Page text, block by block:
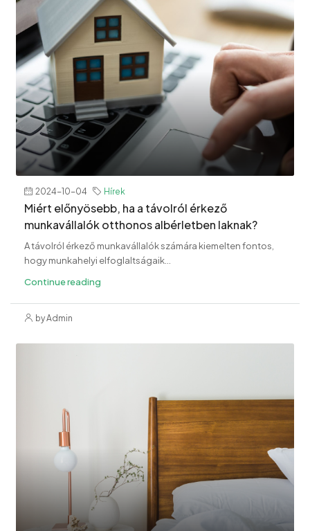
2024-10-04 Hírek
Miért előnyösebb, ha a távolról érkező
munkavállalók otthonos albérletben laknak?
A távolról érkező munkavállalók számára kiemelten fontos,
hogy munkahelyi elfoglaltságaik...
Continue reading
by Admin